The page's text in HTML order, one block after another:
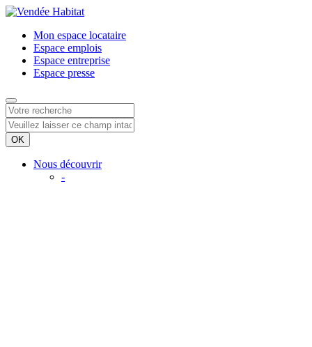
Mon espace locataire
Espace emplois
Espace entreprise
Espace presse
Nous découvrir
-